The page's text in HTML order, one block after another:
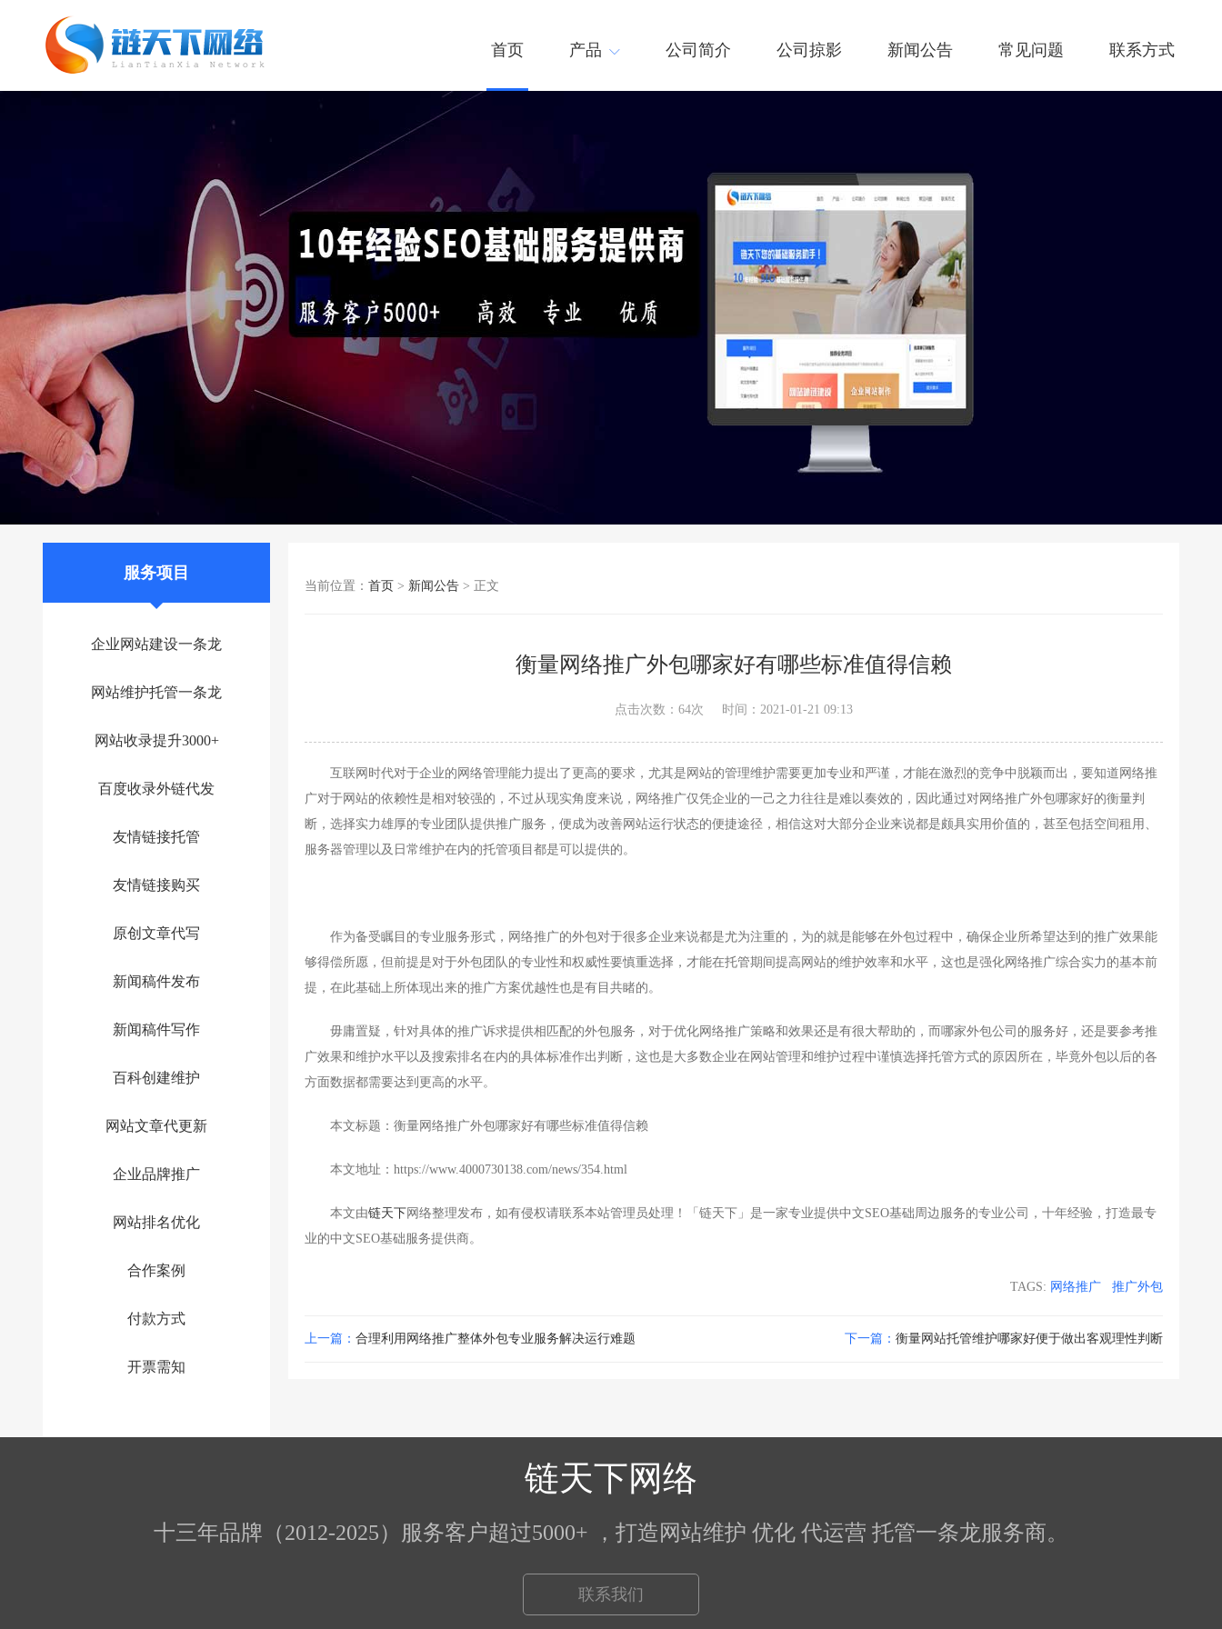
网站托管_网站托管代运营_SEO优化外
包服务「链天下网络科技有限公司」
首页 产品 公司简介 公司掠影 新闻公告 常见问题 联系方式
服务项目
企业网站建设一条龙
网站维护托管一条龙
网站收录提升3000+
百度收录外链代发
友情链接托管
友情链接购买
原创文章代写
新闻稿件发布
新闻稿件写作
百科创建维护
网站文章代更新
企业品牌推广
网站排名优化
合作案例
付款方式
开票需知
当前位置： 首页 > 新闻公告 > 正文
衡量网络推广外包哪家好有哪些标准值得信赖
点击次数： 64次 时间：2021-01-21 09:13
互联网时代对于企业的网络管理能力提出了更高的要求，尤其是网站的管理维护需要更加专业和严谨，才能在激烈的竞争中脱颖而出，要知道网络推
广对于网站的依赖性是相对较强的，不过从现实角度来说，网络推广仅凭企业的一己之力往往是难以奏效的，因此通过对网络推广外包哪家好的衡量判
断，选择实力雄厚的专业团队提供推广服务，便成为改善网站运行状态的便捷途径，相信这对大部分企业来说都是颇具实用价值的，甚至包括空间租用、
服务器管理以及日常维护在内的托管项目都是可以提供的。
作为备受瞩目的专业服务形式，网络推广的外包对于很多企业来说都是尤为注重的，为的就是能够在外包过程中，确保企业所希望达到的推广效果能
够得偿所愿，但前提是对于外包团队的专业性和权威性要慎重选择，才能在托管期间提高网站的维护效率和水平，这也是强化网络推广综合实力的基本前
提，在此基础上所体现出来的推广方案优越性也是有目共睹的。
毋庸置疑，针对具体的推广诉求提供相匹配的外包服务，对于优化网络推广策略和效果还是有很大帮助的，而哪家外包公司的服务好，还是要参考推
广效果和维护水平以及搜索排名在内的具体标准作出判断，这也是大多数企业在网站管理和维护过程中谨慎选择托管方式的原因所在，毕竟外包以后的各
方面数据都需要达到更高的水平。
本文标题：衡量网络推广外包哪家好有哪些标准值得信赖
本文地址：https://www.4000730138.com/news/354.html
本文由链天下网络整理发布，如有侵权请联系本站管理员处理！「链天下」是一家专业提供中文SEO基础周边服务的专业公司，十年经验，打造最专
业的中文SEO基础服务提供商。
TAGS: 网络推广 推广外包
上一篇： 合理利用网络推广整体外包专业服务解决运行难题 下一篇： 衡量网站托管维护哪家好便于做出客观理性判断
链天下网络
十三年品牌（2012-2025）服务客户超过5000+ ，打造网站维护 优化 代运营 托管一条龙服务商。
联系我们